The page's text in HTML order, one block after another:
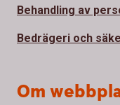
Behandling av
Bedrägeri och
Om